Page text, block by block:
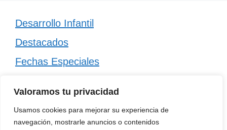
Valoramos tu privacidad
Usamos cookies para mejorar su experiencia de
navegación, mostrarle anuncios o contenidos
Desarrollo Infantil
Destacados
Fechas Especiales
Regalos